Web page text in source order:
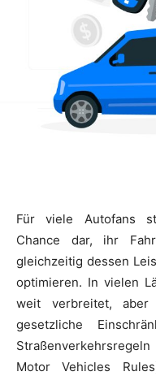
Für viele Autofans
Chance dar, ihr
gleichzeitig dessen
optimieren. In vielen
weit verbreitet,
gesetzliche
Motor Vehicles